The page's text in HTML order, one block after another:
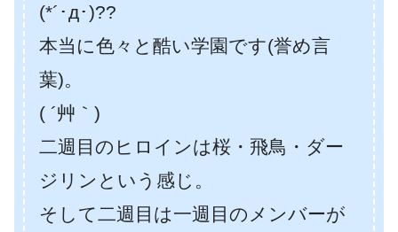
(*´･д･)??
本当に色々と酷い学園です(誉め言
葉)。
( ´艸｀)
二週目のヒロインは桜・飛鳥・ダー
ジリンという感じ。
そして二週目は一週目のメンバーが